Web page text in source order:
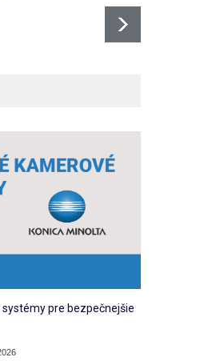
pre bezpečnejšie